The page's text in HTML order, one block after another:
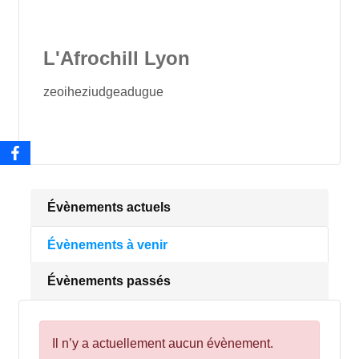
L'Afrochill Lyon
zeoiheziudgeadugue
Évènements actuels
Évènements à venir
Évènements passés
Il n’y a actuellement aucun évènement.